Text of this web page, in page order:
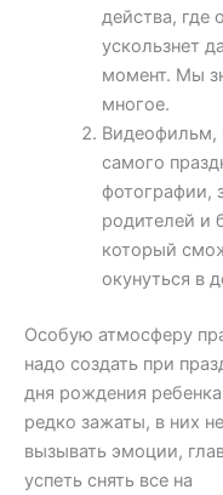
действа, где
ускользнет
момент. Мы
многое.
Видеофильм,
самого
фотографии,
родителей и
который
окунуться в
Особую атмосферу
надо создать при
дня рождения
редко зажаты, в них
вызывать эмоции,
успеть снять все на